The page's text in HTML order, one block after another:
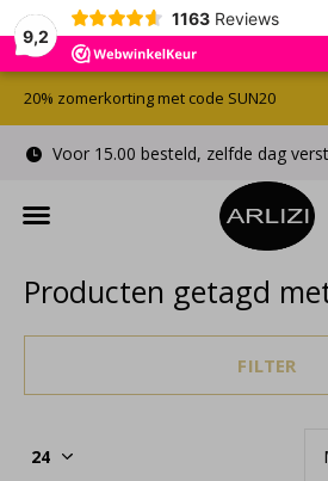
9,2
1163 Reviews
Voor 15.00 besteld, zelfde dag
20% zomerkorting met code SUN20
Producten getagd
FILTER